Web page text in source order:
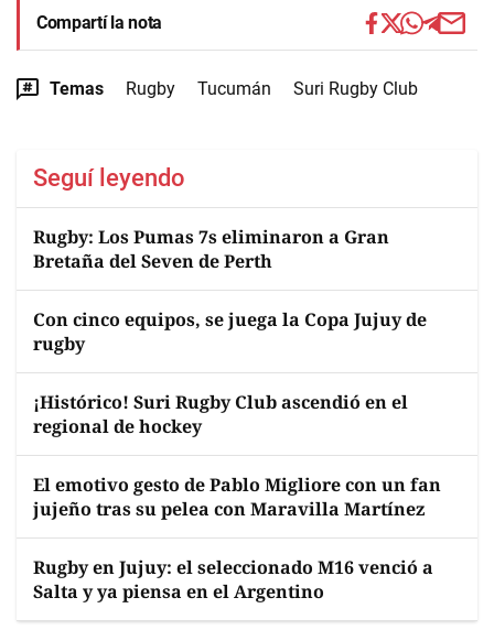
Compartí la nota
Temas Rugby Tucumán Suri Rugby Club
Seguí leyendo
Rugby: Los Pumas 7s eliminaron a Gran
Bretaña del Seven de Perth
Con cinco equipos, se juega la Copa Jujuy de
rugby
¡Histórico! Suri Rugby Club ascendió en el
regional de hockey
El emotivo gesto de Pablo Migliore con un fan
jujeño tras su pelea con Maravilla Martínez
Rugby en Jujuy: el seleccionado M16 venció a
Salta y ya piensa en el Argentino